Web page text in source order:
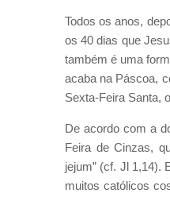
Todos os anos,
os 40 dias que
também é uma
acaba na Páscoa,
Sexta-Feira Santa,
De acordo com a
Feira de Cinzas,
jejum” (cf. Jl 1,14).
muitos católicos